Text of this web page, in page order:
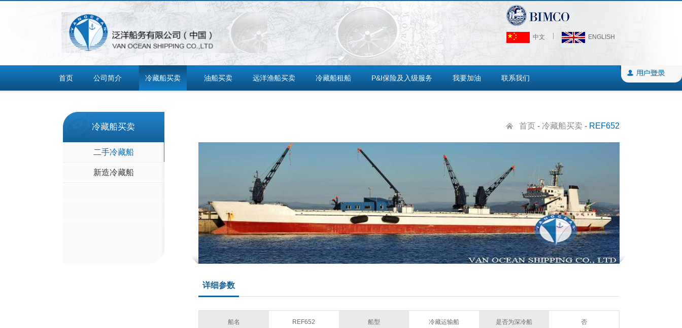
中文 ENGLISH
首页 公司简介 冷藏船买卖 油船买卖 远洋渔船买卖 冷藏船租船 P&I保险及入级服务 我要加油 联系我们
冷藏船买卖
二手冷藏船
新造冷藏船
首页- 冷藏船买卖- REF652
详细参数
船名 REF652 船型 冷藏运输船 是否为深冷船 否